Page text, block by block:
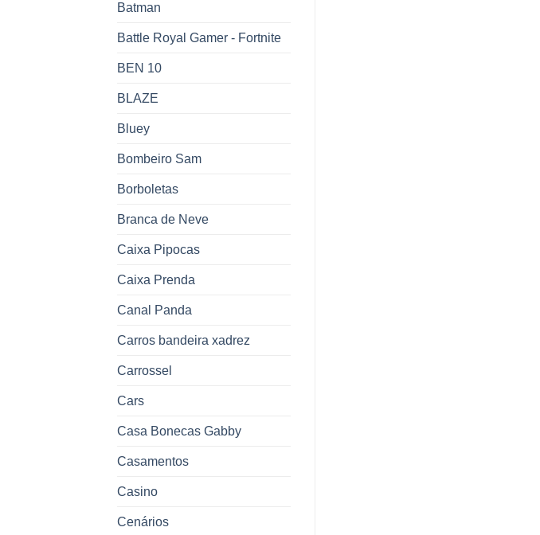
Batman
Battle Royal Gamer - Fortnite
BEN 10
BLAZE
Bluey
Bombeiro Sam
Borboletas
Branca de Neve
Caixa Pipocas
Caixa Prenda
Canal Panda
Carros bandeira xadrez
Carrossel
Cars
Casa Bonecas Gabby
Casamentos
Casino
Cenários